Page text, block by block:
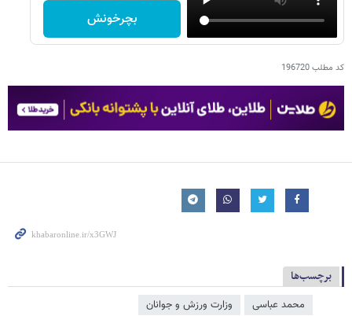
بچرخونش
کد مطلب196720
برچسب‌ها
محمد عباسی وزارت ورزش و جوانان